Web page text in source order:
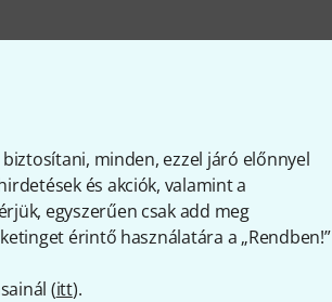
minden, ezzel járó előnnyel
és akciók, valamint a
egyszerűen csak add meg
érintő használatára a „Rendben!”
(itt).